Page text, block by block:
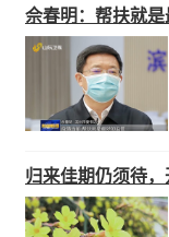
佘春明：帮扶就
归来佳期仍须待
全市广大家长